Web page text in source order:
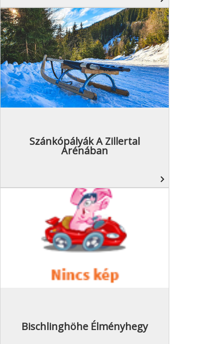
Szánkópályák A Zillertal
Arénában
navigate_next
Bischlinghöhe Élményhegy